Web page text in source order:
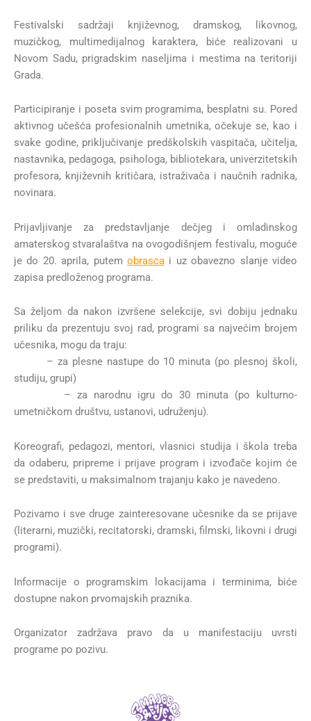
Festivalski sadržaji književnog, dramskog, likovnog,
muzičkog, multimedijalnog karaktera, biće realizovani u
Novom Sadu, prigradskim naseljima i mestima na teritoriji
Grada.
Participiranje i poseta svim programima, besplatni su. Pored
aktivnog učešća profesionalnih umetnika, očekuje se, kao i
svake godine, priključivanje predškolskih vaspitača, učitelja,
nastavnika, pedagoga, psihologa, bibliotekara, univerzitetskih
profesora, književnih kritičara, istraživača i naučnih radnika,
novinara.
Prijavljivanje za predstavljanje dečjeg i omladinskog
amaterskog stvaralaštva na ovogodišnjem festivalu, moguće
je do 20. aprila, putem obrasca i uz obavezno slanje video
zapisa predloženog programa.
Sa željom da nakon izvršene selekcije, svi dobiju jednaku
priliku da prezentuju svoj rad, programi sa najvećim brojem
učesnika, mogu da traju:
– za plesne nastupe do 10 minuta (po plesnoj školi,
studiju, grupi)
– za narodnu igru do 30 minuta (po kulturno-
umetničkom društvu, ustanovi, udruženju).
Koreografi, pedagozi, mentori, vlasnici studija i škola treba
da odaberu, pripreme i prijave program i izvođače kojim će
se predstaviti, u maksimalnom trajanju kako je navedeno.
Pozivamo i sve druge zainteresovane učesnike da se prijave
(literarni, muzički, recitatorski, dramski, filmski, likovni i drugi
programi).
Informacije o programskim lokacijama i terminima, biće
dostupne nakon prvomajskih praznika.
Organizator zadržava pravo da u manifestaciju uvrsti
programe po pozivu.